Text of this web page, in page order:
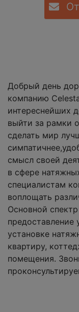
Добрый день
компанию
интереснейших
выйти за рамки
сделать мир
смысл своей
в сфере
специалистам
воплощать
Основной
предоставление
установке
квартиру,
помещения.